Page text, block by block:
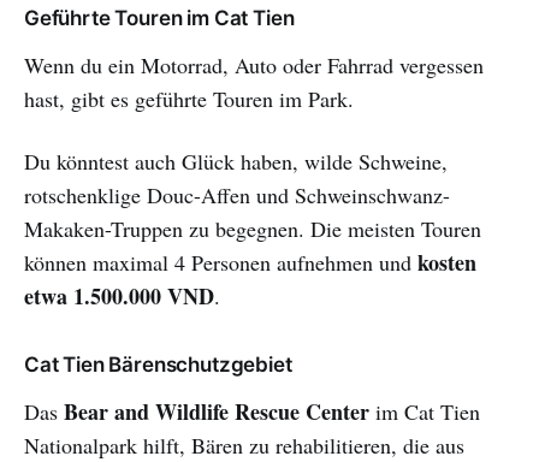
Geführte Touren im Cat Tien
Wenn du ein Motorrad, Auto oder Fahrrad vergessen
hast, gibt es geführte Touren im Park.
Du könntest auch Glück haben, wilde Schweine,
rotschenklige Douc-Affen und Schweinschwanz-
Makaken-Truppen zu begegnen. Die meisten Touren
können maximal 4 Personen aufnehmen und kosten
etwa 1.500.000 VND.
Cat Tien Bärenschutzgebiet
Das Bear and Wildlife Rescue Center im Cat Tien
Nationalpark hilft, Bären zu rehabilitieren, die aus